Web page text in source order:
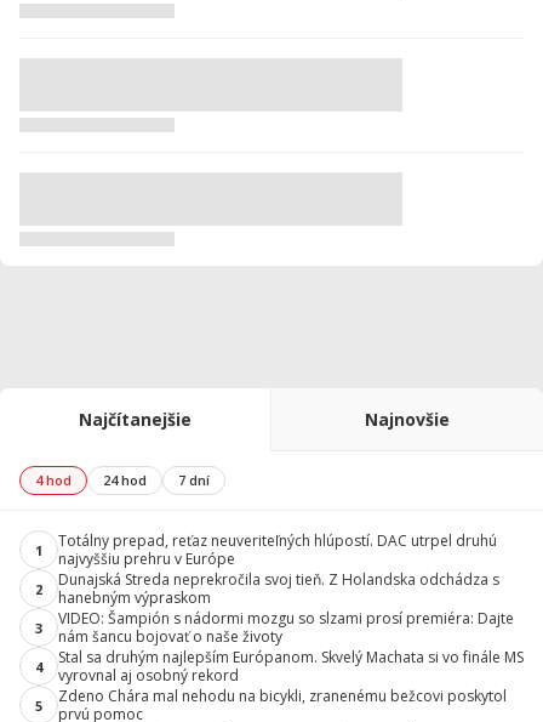
Najčítanejšie Najnovšie
4 hod 24 hod 7 dní
1
Totálny prepad, reťaz neuveriteľných hlúpostí. DAC utrpel druhú
najvyššiu prehru v Európe
2
Dunajská Streda neprekročila svoj tieň. Z Holandska odchádza s
hanebným výpraskom
3
VIDEO: Šampión s nádormi mozgu so slzami prosí premiéra: Dajte
nám šancu bojovať o naše životy
4
Stal sa druhým najlepším Európanom. Skvelý Machata si vo finále MS
vyrovnal aj osobný rekord
5
Zdeno Chára mal nehodu na bicykli, zranenému bežcovi poskytol
prvú pomoc